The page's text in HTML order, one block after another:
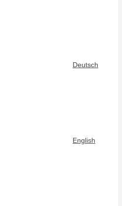
Deutsch
English